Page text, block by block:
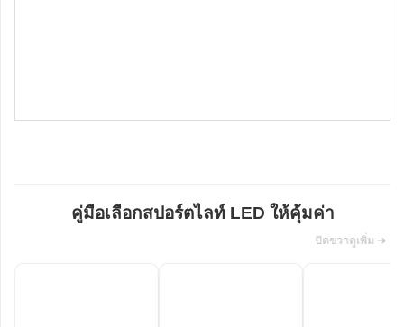
คู่มือเลือกสปอร์ตไลท์ LED ให้คุ้มค่า
ปัดขวาดูเพิ่ม ➔